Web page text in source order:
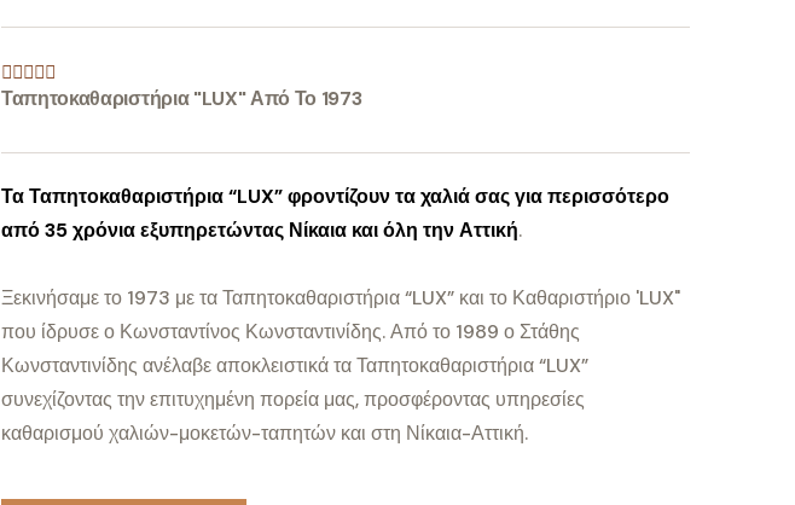
Ταπητοκαθαριστήρια "LUX" Από Το 1973
Τα Ταπητοκαθαριστήρια “LUX” φροντίζουν τα χαλιά σας για περισσότερο
από 35 χρόνια εξυπηρετώντας Νίκαια και όλη την Αττική.
Ξεκινήσαμε το 1973 με τα Ταπητοκαθαριστήρια “LUX” και το Καθαριστήριο 'LUX"
που ίδρυσε ο Κωνσταντίνος Κωνσταντινίδης. Από το 1989 ο Στάθης
Κωνσταντινίδης ανέλαβε αποκλειστικά τα Ταπητοκαθαριστήρια “LUX”
συνεχίζοντας την επιτυχημένη πορεία μας, προσφέροντας υπηρεσίες
καθαρισμού χαλιών-μοκετών-ταπητών και στη Νίκαια-Αττική.